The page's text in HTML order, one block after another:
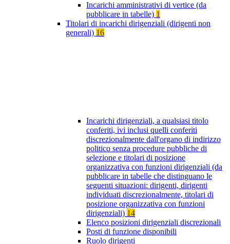
Incarichi amministrativi di vertice (da
pubblicare in tabelle) 1
Titolari di incarichi dirigenziali (dirigenti non
generali) 16
Incarichi dirigenziali, a qualsiasi titolo
conferiti, ivi inclusi quelli conferiti
discrezionalmente dall'organo di indirizzo
politico senza procedure pubbliche di
selezione e titolari di posizione
organizzativa con funzioni dirigenziali (da
pubblicare in tabelle che distinguano le
seguenti situazioni: dirigenti, dirigenti
individuati discrezionalmente, titolari di
posizione organizzativa con funzioni
dirigenziali) 14
Elenco posizioni dirigenziali discrezionali
Posti di funzione disponibili
Ruolo dirigenti